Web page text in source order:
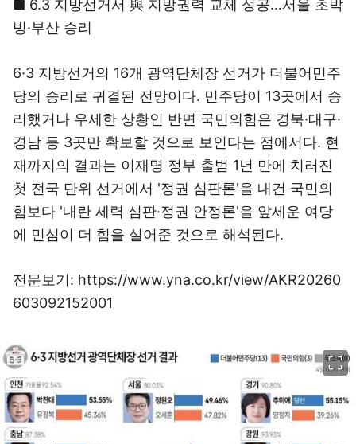
■ 6.3 지방선거서 與 지방권력 교체 성공…서울 초박
빙·부산 승리
6·3 지방선거의 16개 광역단체장 선거가 더불어민주
당의 승리로 귀결된 전망이다. 민주당이 13곳에서 승
리했거나 우세한 상황인 반면 국민의힘은 경북·대구·
경남 등 3곳만 확보할 것으로 보인다는 점에서다. 현
재까지의 결과는 이재명 정부 출범 1년 만에 치러진
첫 전국 단위 선거에서 '정권 심판론'을 내건 국민의
힘보다 '내란 세력 심판·정권 안정론'을 앞세운 여당
에 민심이 더 힘을 실어준 것으로 해석된다.
전문보기: https://www.yna.co.kr/view/AKR20260
603092152001